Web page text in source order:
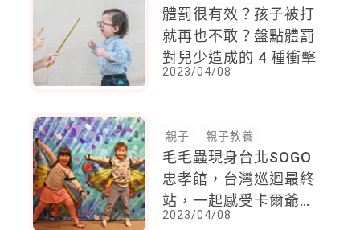
體罰很有效？孩子被打
就再也不敢？盤點體罰
對兒少造成的 4 種衝擊
2023/04/08
親子 親子教養
毛毛蟲現身台北SOGO
忠孝館，台灣巡迴最終
站，一起感受卡爾爺爺
的創作魅力
2023/04/08